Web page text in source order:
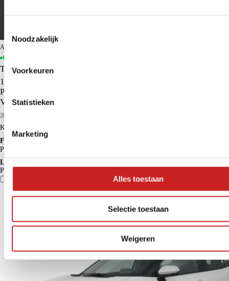
Noodzakelijk
Voorkeuren
Statistieken
Marketing
Alles toestaan
Selectie toestaan
Weigeren
ADG Assen
Op voorraad
Toyota Aygo X
1.0 VVT-i S-CVT Pulse | Apple Carplay/Android Auto |
Parkeercamera | Adaptieve Cruise Control | Lichtmetalen
Velgen |
2025
Kopen
Financieren p/m vanaf
Particulier
Lease p/m vanaf
Particulier